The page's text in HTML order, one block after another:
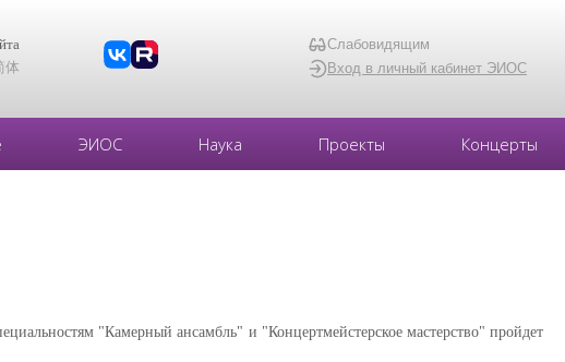
体
Слабовидящим
Вход в личный кабинет ЭИОС
ЭИОС Наука Проекты Концерты
"Камерный ансамбль" и "Концертмейстерское мастерство" пройдет